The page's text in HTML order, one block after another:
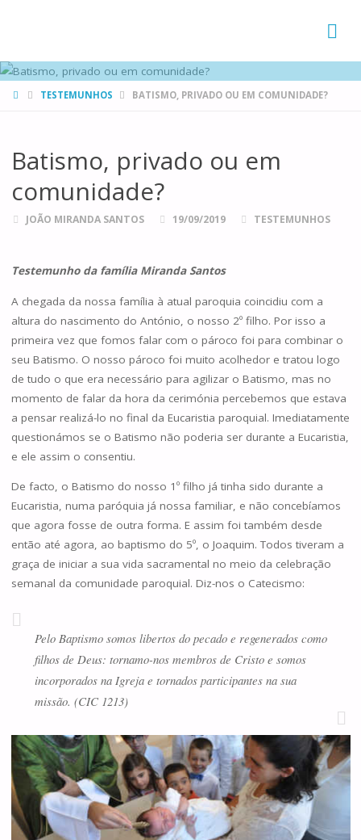
HOMETESTEMUNHOS BATISMO, PRIVADO OU EM COMUNIDADE?
Batismo, privado ou em
comunidade?
JOÃO MIRANDA SANTOS 19/09/2019 TESTEMUNHOS
Testemunho da família Miranda Santos
A chegada da nossa família à atual paroquia coincidiu com a
altura do nascimento do António, o nosso 2º filho. Por isso a
primeira vez que fomos falar com o pároco foi para combinar o
seu Batismo. O nosso pároco foi muito acolhedor e tratou logo
de tudo o que era necessário para agilizar o Batismo, mas no
momento de falar da hora da cerimónia percebemos que estava
a pensar realizá-lo no final da Eucaristia paroquial. Imediatamente
questionámos se o Batismo não poderia ser durante a Eucaristia,
e ele assim o consentiu.
De facto, o Batismo do nosso 1º filho já tinha sido durante a
Eucaristia, numa paróquia já nossa familiar, e não concebíamos
que agora fosse de outra forma. E assim foi também desde
então até agora, ao baptismo do 5º, o Joaquim. Todos tiveram a
graça de iniciar a sua vida sacramental no meio da celebração
semanal da comunidade paroquial. Diz-nos o Catecismo:
Pelo Baptismo somos libertos do pecado e regenerados como
filhos de Deus: tornamo-nos membros de Cristo e somos
incorporados na Igreja e tornados participantes na sua
missão. (CIC 1213)